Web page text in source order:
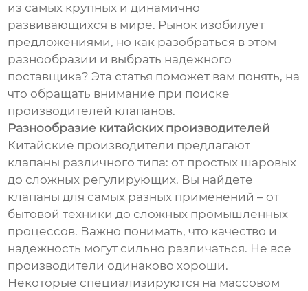
из самых крупных и динамично
развивающихся в мире. Рынок изобилует
предложениями, но как разобраться в этом
разнообразии и выбрать надежного
поставщика? Эта статья поможет вам понять, на
что обращать внимание при поиске
производителей клапанов.
Разнообразие китайских производителей
Китайские производители предлагают
клапаны различного типа: от простых шаровых
до сложных регулирующих. Вы найдете
клапаны для самых разных применений – от
бытовой техники до сложных промышленных
процессов. Важно понимать, что качество и
надежность могут сильно различаться. Не все
производители одинаково хороши.
Некоторые специализируются на массовом